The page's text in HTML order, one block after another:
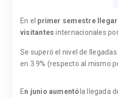
En el primer semestre
visitantes internacionales
Se superó el nivel de
en 3.9% (respecto al mismo
En junio aumentó la llegada